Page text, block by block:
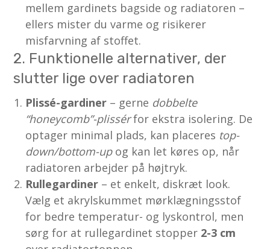
mellem gardinets bagside og radiatoren –
ellers mister du varme og risikerer
misfarvning af stoffet.
2. Funktionelle alternativer, der
slutter lige over radiatoren
Plissé-gardiner – gerne dobbelte
“honeycomb”-plissérfor ekstra isolering. De
optager minimal plads, kan placeres top-
down/bottom-upog kan let køres op, når
radiatoren arbejder på højtryk.
Rullegardiner – et enkelt, diskræt look.
Vælg et akrylskummet mørklægningsstof
for bedre temperatur- og lyskontrol, men
sørg for at rullegardinet stopper 2-3 cm